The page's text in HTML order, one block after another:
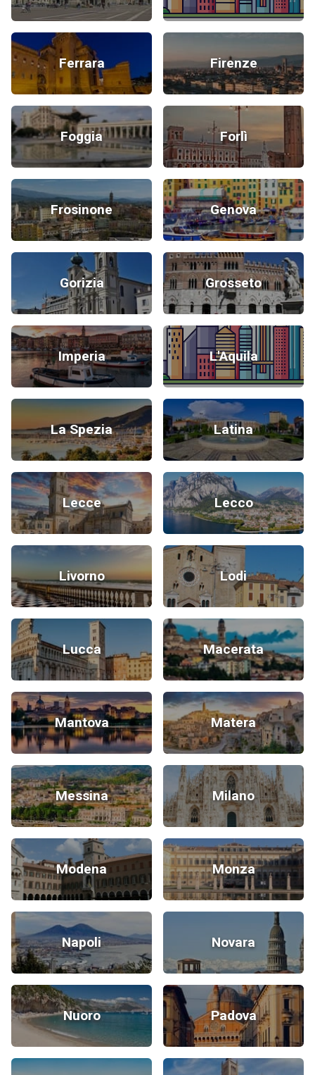
Ferrara Firenze
Foggia Forlì
Frosinone Genova
Gorizia Grosseto
Imperia L'Aquila
La Spezia Latina
Lecce Lecco
Livorno Lodi
Lucca Macerata
Mantova Matera
Messina Milano
Modena Monza
Napoli Novara
Nuoro Padova